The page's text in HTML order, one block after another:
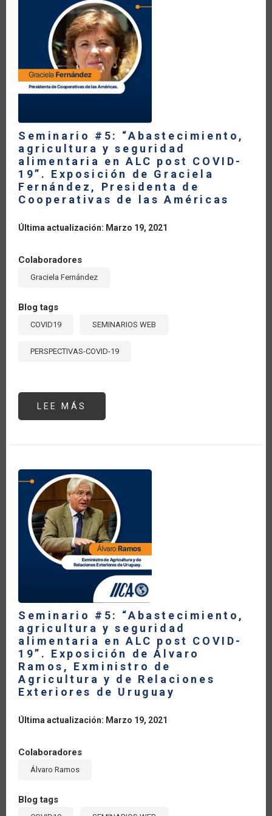
THE
PERSPECTIVE
OF
CARIBBEAN
COUNTRIES”.
PRESENTATION
BY
JAMES
FLETCHER,
FORMER
MINISTRY
OF
SAINT
LUCIA
Seminario #5: “Abastecimiento,
agricultura y seguridad
alimentaria en ALC post COVID-
19”. Exposición de Graciela
Fernández, Presidenta de
Cooperativas de las Américas
Última actualización: Marzo 19, 2021
Colaboradores
Graciela Fernández
Blog tags
COVID19 SEMINARIOS WEB
PERSPECTIVAS-COVID-19
LEE MÁS
#5:
EN
ALC
POST
COVID-
19”.
EXPOSICIÓN
DE
GRACIELA
FERNÁNDEZ,
PRESIDENTA
DE
COOPERATIVAS
LAS
AMÉRICAS
Seminario #5: “Abastecimiento,
agricultura y seguridad
alimentaria en ALC post COVID-
19”. Exposición de Álvaro
Ramos, Exministro de
Agricultura y de Relaciones
Exteriores de Uruguay
Última actualización: Marzo 19, 2021
Colaboradores
Álvaro Ramos
Blog tags